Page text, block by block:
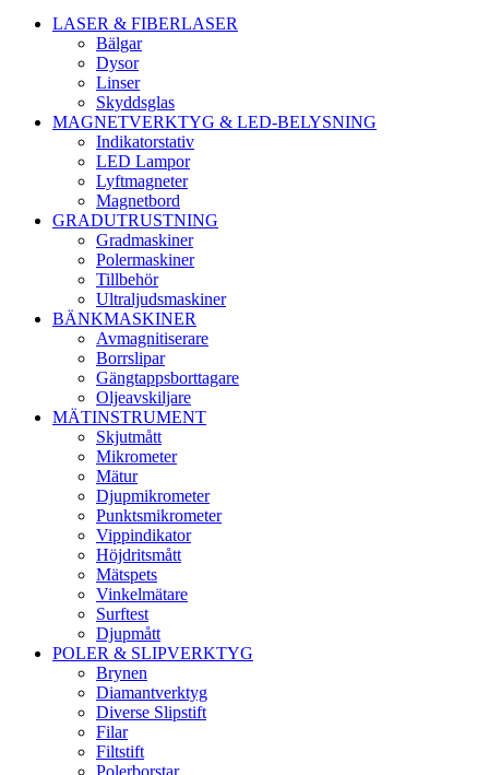
LASER & FIBERLASER
Bälgar
Dysor
Linser
Skyddsglas
MAGNETVERKTYG & LED-BELYSNING
Indikatorstativ
LED Lampor
Lyftmagneter
Magnetbord
GRADUTRUSTNING
Gradmaskiner
Polermaskiner
Tillbehör
Ultraljudsmaskiner
BÄNKMASKINER
Avmagnitiserare
Borrslipar
Gängtappsborttagare
Oljeavskiljare
MÄTINSTRUMENT
Skjutmått
Mikrometer
Mätur
Djupmikrometer
Punktsmikrometer
Vippindikator
Höjdritsmått
Mätspets
Vinkelmätare
Surftest
Djupmått
POLER & SLIPVERKTYG
Brynen
Diamantverktyg
Diverse Slipstift
Filar
Filtstift
Polerborstar